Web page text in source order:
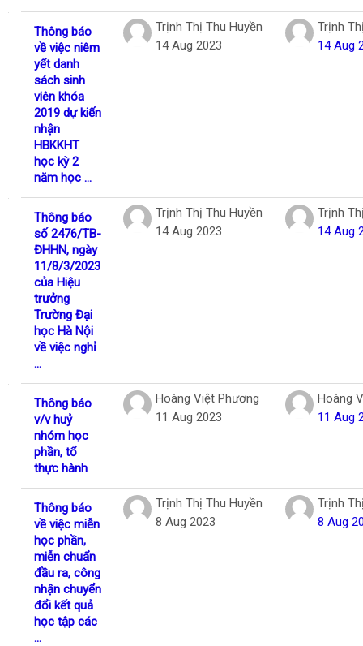
Thông báo
về việc niêm
yết danh
sách sinh
viên khóa
2019 dự kiến
nhận
HBKKHT
học kỳ 2
năm học ...
Trịnh Thị Thu Huyền
14 Aug 2023
Trịnh
14 Aug
Thông báo
số 2476/TB-
ĐHHN, ngày
11/8/3/2023
của Hiệu
trưởng
Trường Đại
học Hà Nội
về việc nghỉ
...
Trịnh Thị Thu Huyền
14 Aug 2023
Trịnh
14 Aug
Thông báo
v/v huỷ
nhóm học
phần, tổ
thực hành
Hoàng Việt Phương
11 Aug 2023
Hoàng
11 Aug
Thông báo
về việc miễn
học phần,
miễn chuẩn
đầu ra, công
nhận chuyển
đổi kết quả
học tập các
...
Trịnh Thị Thu Huyền
8 Aug 2023
Trịnh
8 Aug